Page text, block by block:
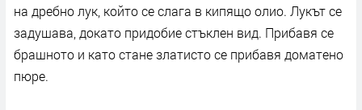
на дребно лук, който се слага в кипящо олио. Лукът се
задушава, докато придобие стъклен вид. Прибавя се
брашното и като стане златисто се прибавя доматено
пюре.